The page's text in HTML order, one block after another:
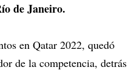
de Janeiro.
en Qatar 2022, quedó
de la competencia, detrás